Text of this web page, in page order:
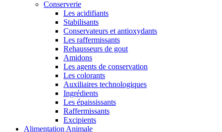
Conserverie
Les acidifiants
Stabilisants
Conservateurs et antioxydants
Les raffermissants
Rehausseurs de gout
Amidons
Les agents de conservation
Les colorants
Auxiliaires technologiques
Ingrédients
Les épaississants
Raffermissants
Excipients
Alimentation Animale